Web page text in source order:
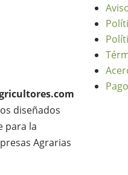
diseñados
para la
Agrarias